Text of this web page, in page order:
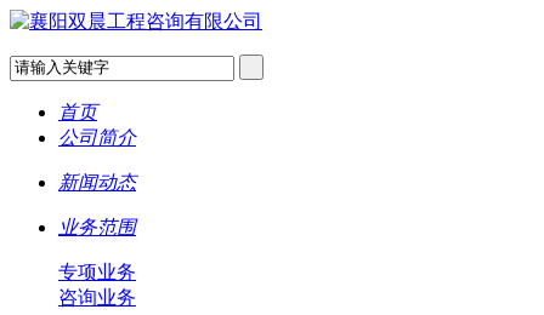
首页
公司简介
新闻动态
业务范围
专项业务
咨询业务